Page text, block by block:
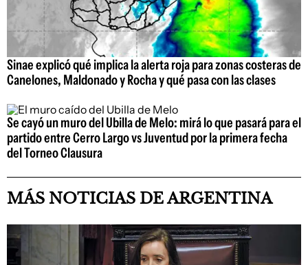
Sinae explicó qué implica la alerta roja para zonas costeras de
Canelones, Maldonado y Rocha y qué pasa con las clases
Se cayó un muro del Ubilla de Melo: mirá lo que pasará para el
partido entre Cerro Largo vs Juventud por la primera fecha
del Torneo Clausura
MÁS NOTICIAS DE ARGENTINA